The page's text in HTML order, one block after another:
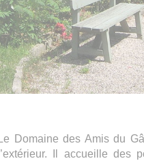
Le Domaine des Amis du
l’extérieur. Il accueille des